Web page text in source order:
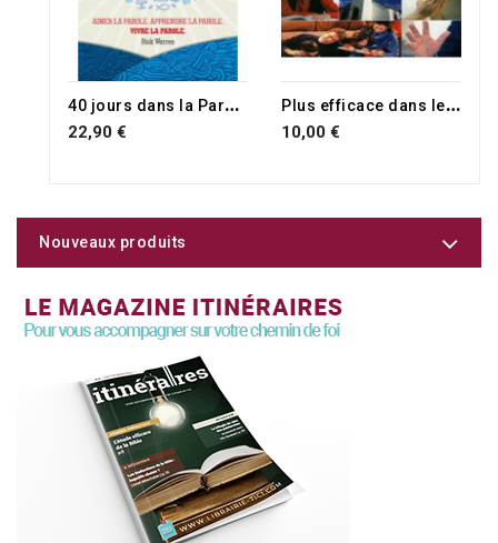
4
0 jours dans la Parole
22,90 €
RUPTURE DE STOCK P
lus efficace dans le service
10,00 €
Nouveaux produits